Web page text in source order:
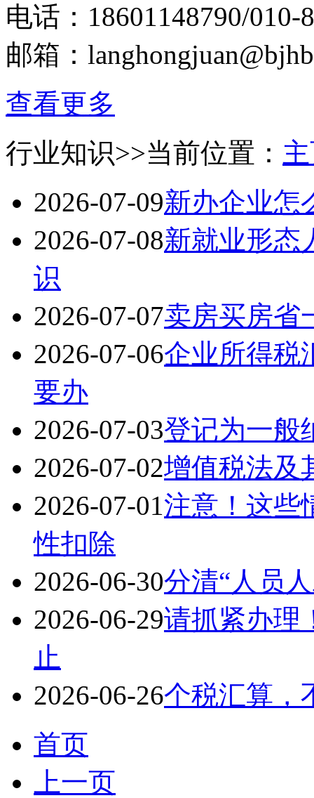
电话：18601148790/010-
邮箱：
查看更多
行业知识>>当前位置：
2026-07-09新办企业怎
2026-07-08新就业形态
识
2026-07-07卖房买房省
2026-07-06企业所得税
要办
2026-07-03登记为一般
2026-07-02增值税法及
2026-07-01注意！这些
性扣除
2026-06-30分清“人员
2026-06-29请抓紧办理
止
2026-06-26个税汇算，
首页
上一页